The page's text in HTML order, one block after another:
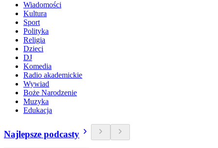
Wiadomości
Kultura
Sport
Polityka
Religia
Dzieci
DJ
Komedia
Radio akademickie
Wywiad
Boże Narodzenie
Muzyka
Edukacja
Najlepsze podcasty